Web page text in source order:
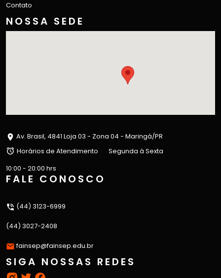
Contato
NOSSA SEDE
Av. Brasil, 4841 Loja 03 - Zona 04 - Maringá/PR
Horários de Atendimento
Segunda à Sexta
10:00 - 20:00 hrs
FALE CONOSCO
(44) 3123-6999
(44) 3027-2408
fainsep@fainsep.edu.br
SIGA NOSSAS REDES